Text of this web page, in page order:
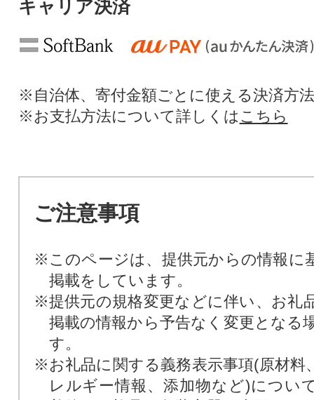
キャリア決済
※自治体、寄付金額ごとに使える決済方
※お支払方法について詳しくは こちら
ご注意事項
※このページは、提供元からの情報に
掲載をしています。
※提供元の規格変更などに伴い、お礼
掲載の情報から予告なく変更となる
す。
※お礼品に関する義務表示事項(原材料
レルギー情報、添加物など)につい